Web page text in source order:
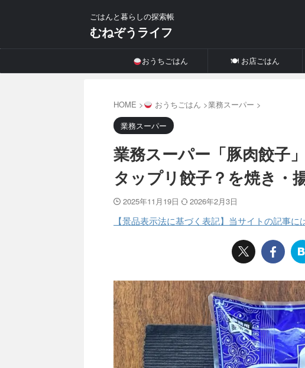
ごはんと暮らしの探索帳
むねぞうライフ
おうちごはん 🍽 お店ごはん
HOME > おうちごはん >業務スーパー >
業務スーパー
業務スーパー「豚肉餃子
タップリ餃子？を焼き・
2025年11月19日 2026年2月3日
【景品表示法に基づく表記】当サイトの記事に